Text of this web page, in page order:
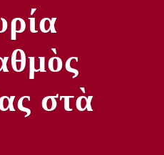
στὰ